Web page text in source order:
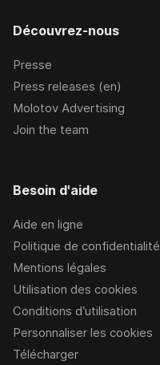
Découvrez-nous
Presse
Press releases (en)
Molotov Advertising
Join the team
Besoin d'aide
Aide en ligne
Politique de confidentialité
Mentions légales
Utilisation des cookies
Conditions d’utilisation
Personnaliser les cookies
Télécharger